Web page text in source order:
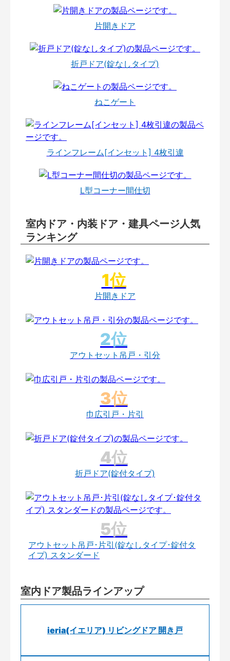
片開きドア
折戸ドア(錠なしタイプ)
ねこゲート
ラインフレーム[インセット] 4枚引違
L型コーナー間仕切
室内ドア・内装ドア・建具ページ人気
ランキング
片開きドア
アウトセット吊戸・引分
巾広引戸・片引
折戸ドア(錠付タイプ)
アウトセット吊戸･片引(錠なしタイプ･錠付タ
イプ) スタンダード
室内ドア製品ラインアップ
ieria(イエリア) リビングドア 開き戸